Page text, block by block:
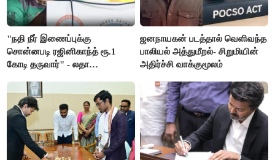
"நதி நீர் இணைப்புக்கு
சொன்னபடி ரஜினிகாந்த் ரூ.1
கோடி தருவார்" - லதா
ஜனநாயகன் படத்தால் வெளிவந்த
பாலியல் அத்துமீறல்- சிறுமியின்
அதிர்ச்சி வாக்குமூலம்